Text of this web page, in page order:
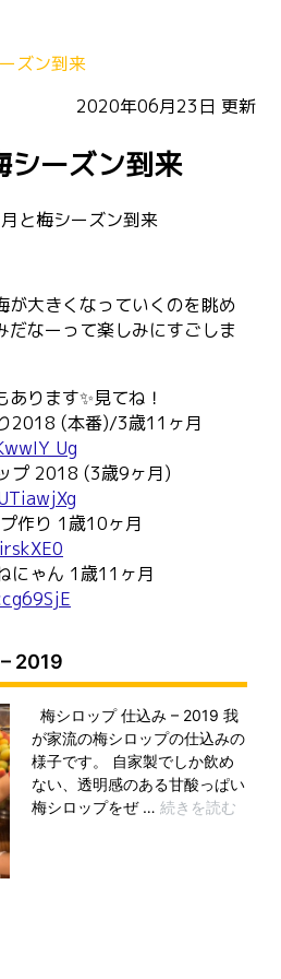
ズン到来
2020年06月23日 更新
ーズン到来
が大きくなっていくのを眺め
だなーって楽しみにすごしま
ります✨見てね！
2018 (本番)/3歳11ヶ月
プ 2018 (3歳9ヶ月)
作り 1歳10ヶ月
にゃん 1歳11ヶ月